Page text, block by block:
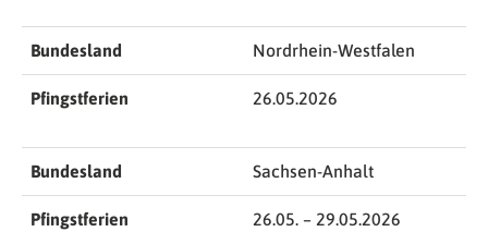
Bundesland Nordrhein-Westfalen
Pfingstferien 26.05.2026
Bundesland Sachsen-Anhalt
Pfingstferien 26.05. – 29.05.2026